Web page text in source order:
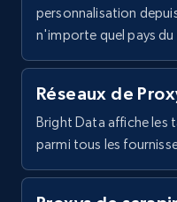
personnalisation
n'importe quel pays
Réseaux de
Bright Data affiche les
parmi tous les